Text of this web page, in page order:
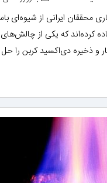
محققان ایرانی از شیوه‌ای
کرده‌اند که یکی از
و ذخیره دی‌اکسید کربن را